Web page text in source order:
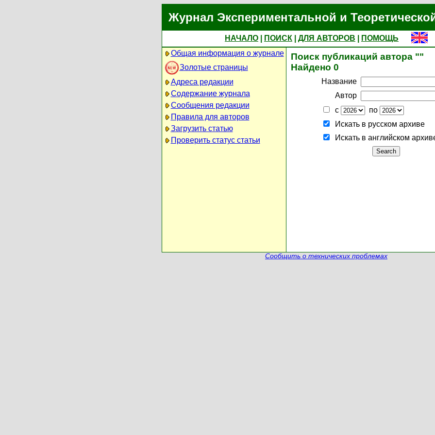
Журнал Экспериментальной и
НАЧАЛО ПОИСК ДЛЯ АВТОРОВ
ПОМОЩЬ
Общая информация о журнале
Золотые страницы
Адреса редакции
Содержание журнала
Сообщения редакции
Правила для авторов
Загрузить статью
Проверить статус статьи
Поиск публикаций автора ""
Найдено 0
Название
Автор
с
по
Искать в русском архиве
Искать в английском
Сообщить о технических проблемах